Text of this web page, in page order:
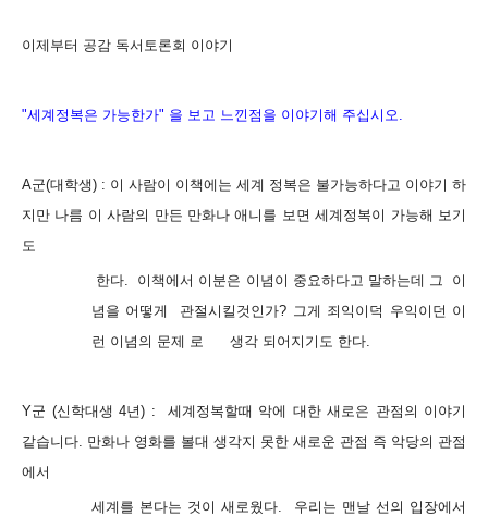
이제부터 공감 독서토론회 이야기
"세계정복은 가능한가" 을 보고 느낀점을 이야기해 주십시오.
A군(대학생) : 이 사람이 이책에는 세계 정복은 불가능하다고 이야기 하
지만 나름 이 사람의 만든 만화나 애니를 보면 세계정복이 가능해 보기
도
한다. 이책에서 이분은 이념이 중요하다고 말하는데 그 이
념을 어떻게 관절시킬것인가? 그게 죄익이덕 우익이던 이
런 이념의 문제 로 생각 되어지기도 한다.
Y군 (신학대생 4년) : 세계정복할때 악에 대한 새로은 관점의 이야기
같습니다. 만화나 영화를 볼대 생각지 못한 새로운 관점 즉 악당의 관점
에서
세계를 본다는 것이 새로웠다. 우리는 맨날 선의 입장에서